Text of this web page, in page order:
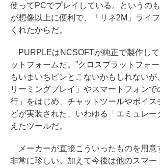
使ってPCでプレイしている。というの
が想像以上に便利で、「リネ2M」ライ
くれたからだ。
PURPLEはNCSOFTが純正で製作して
ットフォームだ。”クロスプラットフォ
もいまいちピンとこないかもしれないが
リーミングプレイ」やスマートフォンで
行」をはじめ、チャットツールやボイス
どが実装された、いわゆる「エミュレー
えたツールだ。
メーカーが直接こういったものを用意
非常に珍しい。加えて今後は他のスマー